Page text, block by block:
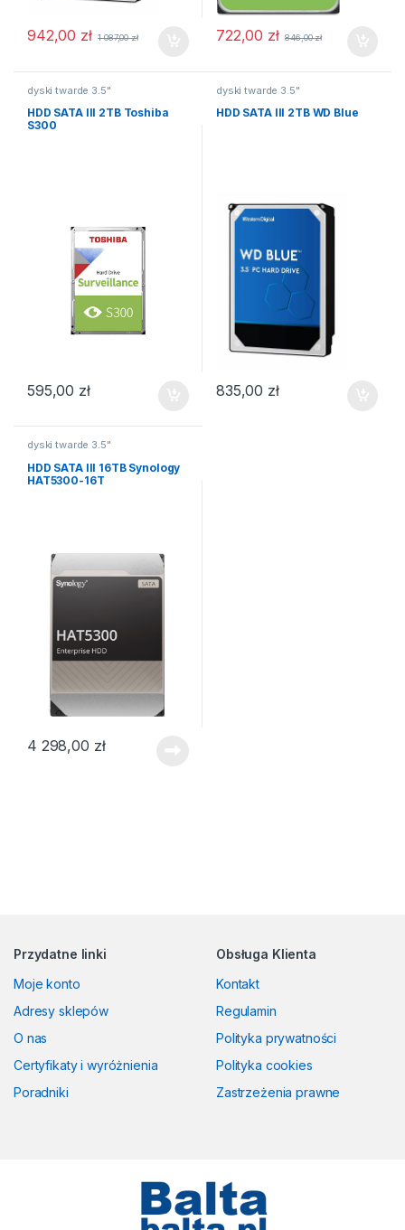
942,00 zł 1 087,00zł 722,00 zł 846,00zł
dyski twarde 3.5"
HDD SATA III 2TB Toshiba
S300
595,00 zł
dyski twarde 3.5"
HDD SATA III 2TB WD Blue
835,00 zł
dyski twarde 3.5"
HDD SATA III 16TB Synology
HAT5300-16T
4 298,00 zł
Przydatne linki
Moje konto
Adresy sklepów
O nas
Certyfikaty i wyróżnienia
Poradniki
Obsługa Klienta
Kontakt
Regulamin
Polityka prywatności
Polityka cookies
Zastrzeżenia prawne